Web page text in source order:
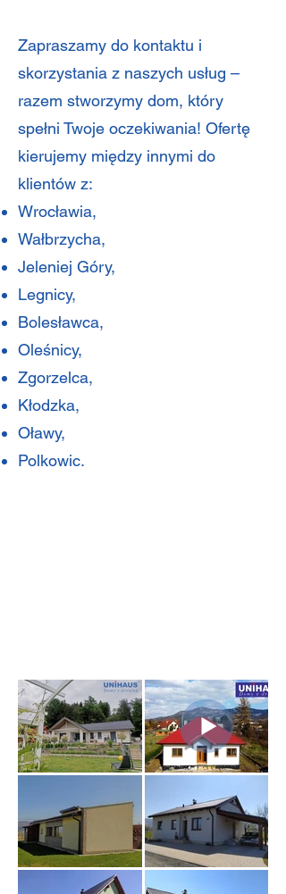
Zapraszamy do kontaktu i
skorzystania z naszych usług –
razem stworzymy dom, który
spełni Twoje oczekiwania! Ofertę
kierujemy między innymi do
klientów z:
Wrocławia,
Wałbrzycha,
Jeleniej Góry,
Legnicy,
Bolesławca,
Oleśnicy,
Zgorzelca,
Kłodzka,
Oławy,
Polkowic.